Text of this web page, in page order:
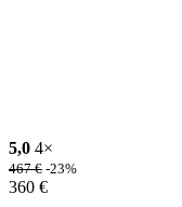
5,0 4×
467€ -23%
360 €